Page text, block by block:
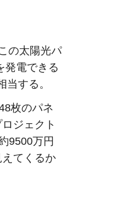
の太陽光パ
発電できる
する。
枚のパネ
ジェクト
9500万円
てくるか